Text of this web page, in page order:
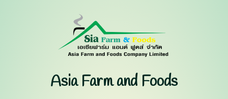
Asia Farm and Foods